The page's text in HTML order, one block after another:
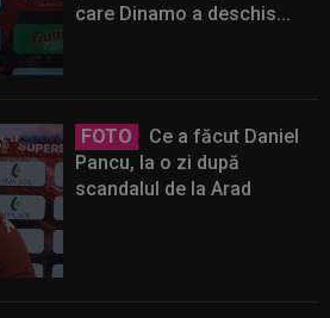
care Dinamo a deschis...
FOTO
Ce a făcut Daniel
Pancu, la o zi după
scandalul de la Arad